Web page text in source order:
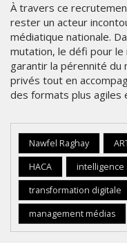
À travers ce
rester un acteur
médiatique nationale.
mutation, le défi pour
garantir la pérennité du
privés tout en
des formats plus agiles
Nawfel Raghay
HACA
intelligence
transformation digitale
management médias